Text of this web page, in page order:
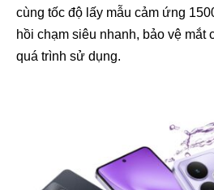
cùng tốc độ lấy mẫu cảm ứng
hồi chạm siêu nhanh, bảo vệ mắt
quá trình sử dụng.